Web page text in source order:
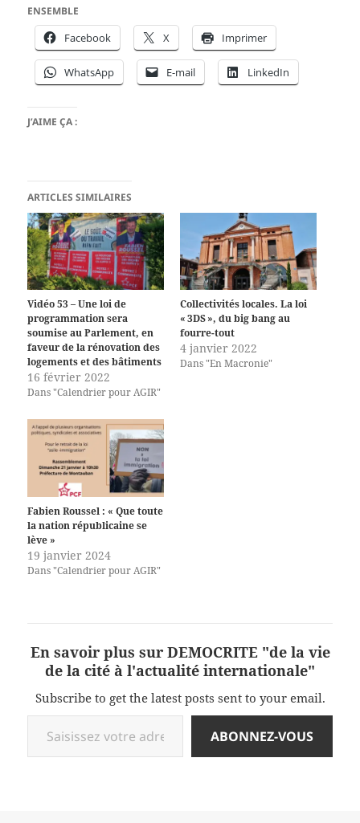
ENSEMBLE
Facebook X Imprimer
WhatsApp E-mail LinkedIn
J’AIME ÇA :
ARTICLES SIMILAIRES
Vidéo 53 – Une loi de
programmation sera
soumise au Parlement, en
faveur de la rénovation des
logements et des bâtiments
16 février 2022
Dans "Calendrier pour AGIR"
Collectivités locales. La loi
« 3DS », du big bang au
fourre-tout
4 janvier 2022
Dans "En Macronie"
Fabien Roussel : « Que toute
la nation républicaine se
lève »
19 janvier 2024
Dans "Calendrier pour AGIR"
En savoir plus sur DEMOCRITE "de la vie
de la cité à l'actualité internationale"
Subscribe to get the latest posts sent to your email.
Saisissez votre adresse e-mail…
ABONNEZ-VOUS